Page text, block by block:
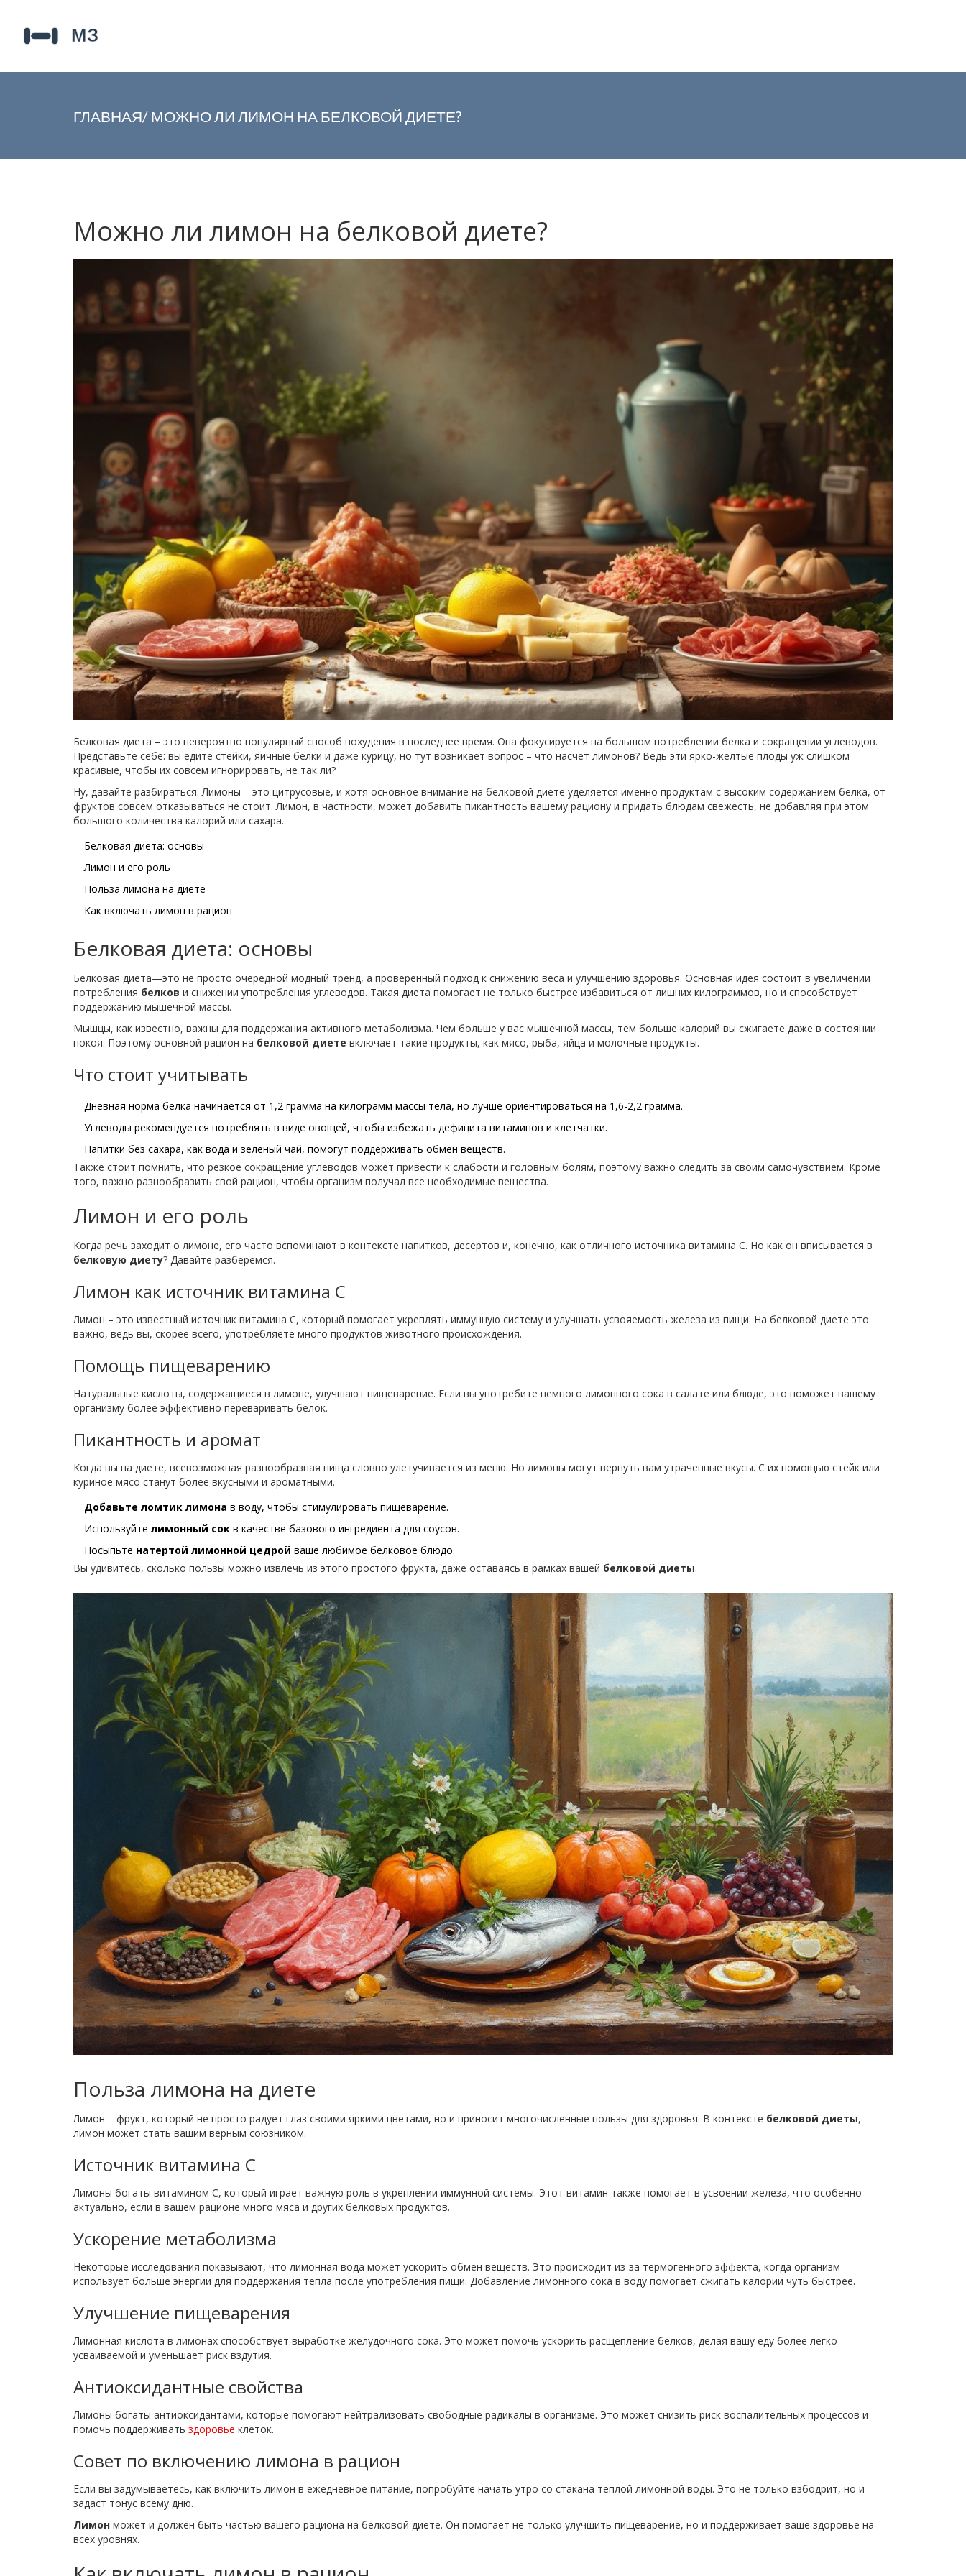
ГЛАВНАЯ/ МОЖНО ЛИ ЛИМОН НА БЕЛКОВОЙ ДИЕТЕ?
Можно ли лимон на белковой диете?
Белковая диета – это невероятно популярный способ похудения в последнее время. Она фокусируется на большом потреблении белка и сокращении углеводов.
Представьте себе: вы едите стейки, яичные белки и даже курицу, но тут возникает вопрос – что насчет лимонов? Ведь эти ярко-желтые плоды уж слишком
красивые, чтобы их совсем игнорировать, не так ли?
Ну, давайте разбираться. Лимоны – это цитрусовые, и хотя основное внимание на белковой диете уделяется именно продуктам с высоким содержанием белка, от
фруктов совсем отказываться не стоит. Лимон, в частности, может добавить пикантность вашему рациону и придать блюдам свежесть, не добавляя при этом
большого количества калорий или сахара.
Белковая диета: основы
Лимон и его роль
Польза лимона на диете
Как включать лимон в рацион
Белковая диета: основы
Белковая диета—это не просто очередной модный тренд, а проверенный подход к снижению веса и улучшению здоровья. Основная идея состоит в увеличении
потребления белков и снижении употребления углеводов. Такая диета помогает не только быстрее избавиться от лишних килограммов, но и способствует
поддержанию мышечной массы.
Мышцы, как известно, важны для поддержания активного метаболизма. Чем больше у вас мышечной массы, тем больше калорий вы сжигаете даже в состоянии
покоя. Поэтому основной рацион на белковой диете включает такие продукты, как мясо, рыба, яйца и молочные продукты.
Что стоит учитывать
Дневная норма белка начинается от 1,2 грамма на килограмм массы тела, но лучше ориентироваться на 1,6-2,2 грамма.
Углеводы рекомендуется потреблять в виде овощей, чтобы избежать дефицита витаминов и клетчатки.
Напитки без сахара, как вода и зеленый чай, помогут поддерживать обмен веществ.
Также стоит помнить, что резкое сокращение углеводов может привести к слабости и головным болям, поэтому важно следить за своим самочувствием. Кроме
того, важно разнообразить свой рацион, чтобы организм получал все необходимые вещества.
Лимон и его роль
Когда речь заходит о лимоне, его часто вспоминают в контексте напитков, десертов и, конечно, как отличного источника витамина C. Но как он вписывается в
белковую диету? Давайте разберемся.
Лимон как источник витамина C
Лимон – это известный источник витамина C, который помогает укреплять иммунную систему и улучшать усвояемость железа из пищи. На белковой диете это
важно, ведь вы, скорее всего, употребляете много продуктов животного происхождения.
Помощь пищеварению
Натуральные кислоты, содержащиеся в лимоне, улучшают пищеварение. Если вы употребите немного лимонного сока в салате или блюде, это поможет вашему
организму более эффективно переваривать белок.
Пикантность и аромат
Когда вы на диете, всевозможная разнообразная пища словно улетучивается из меню. Но лимоны могут вернуть вам утраченные вкусы. С их помощью стейк или
куриное мясо станут более вкусными и ароматными.
Добавьте ломтик лимона в воду, чтобы стимулировать пищеварение.
Используйте лимонный сок в качестве базового ингредиента для соусов.
Посыпьте натертой лимонной цедрой ваше любимое белковое блюдо.
Вы удивитесь, сколько пользы можно извлечь из этого простого фрукта, даже оставаясь в рамках вашей белковой диеты.
Польза лимона на диете
Лимон – фрукт, который не просто радует глаз своими яркими цветами, но и приносит многочисленные пользы для здоровья. В контексте белковой диеты,
лимон может стать вашим верным союзником.
Источник витамина C
Лимоны богаты витамином C, который играет важную роль в укреплении иммунной системы. Этот витамин также помогает в усвоении железа, что особенно
актуально, если в вашем рационе много мяса и других белковых продуктов.
Ускорение метаболизма
Некоторые исследования показывают, что лимонная вода может ускорить обмен веществ. Это происходит из-за термогенного эффекта, когда организм
использует больше энергии для поддержания тепла после употребления пищи. Добавление лимонного сока в воду помогает сжигать калории чуть быстрее.
Улучшение пищеварения
Лимонная кислота в лимонах способствует выработке желудочного сока. Это может помочь ускорить расщепление белков, делая вашу еду более легко
усваиваемой и уменьшает риск вздутия.
Антиоксидантные свойства
Лимоны богаты антиоксидантами, которые помогают нейтрализовать свободные радикалы в организме. Это может снизить риск воспалительных процессов и
помочь поддерживать здоровье клеток.
Совет по включению лимона в рацион
Если вы задумываетесь, как включить лимон в ежедневное питание, попробуйте начать утро со стакана теплой лимонной воды. Это не только взбодрит, но и
задаст тонус всему дню.
Лимон может и должен быть частью вашего рациона на белковой диете. Он помогает не только улучшить пищеварение, но и поддерживает ваше здоровье на
всех уровнях.